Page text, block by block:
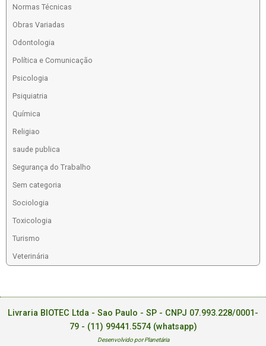
Normas Técnicas
Obras Variadas
Odontologia
Política e Comunicação
Psicologia
Psiquiatria
Química
Religiao
saude publica
Segurança do Trabalho
Sem categoria
Sociologia
Toxicologia
Turismo
Veterinária
Livraria BIOTEC Ltda - Sao Paulo - SP - CNPJ 07.993.228/0001-
79 - (11) 99441.5574 (whatsapp)
Desenvolvido por Planetária